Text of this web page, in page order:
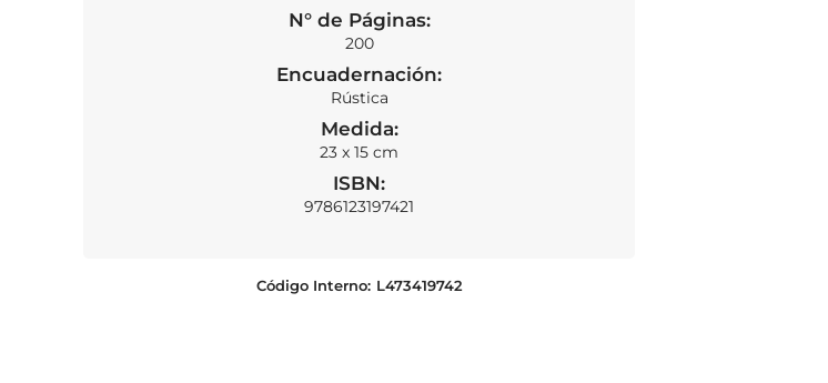
N° de Páginas:
200
Encuadernación:
Rústica
Medida:
23 x 15 cm
ISBN:
9786123197421
Código Interno: L473419742